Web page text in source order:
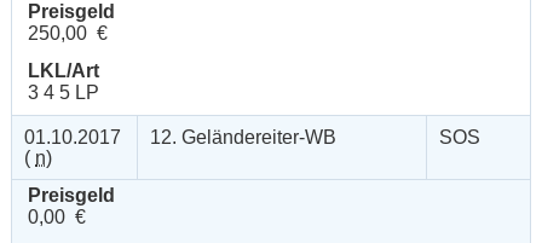
Preisgeld
250,00 €
LKL/Art
3 4 5 LP
01.10.2017
( n)
12. Geländereiter-WB SOS
Preisgeld
0,00 €